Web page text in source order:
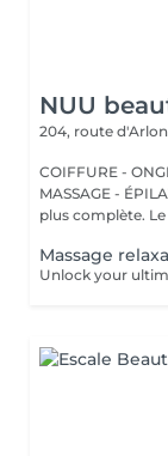
NUU
204, route d'Arlon
COIFFURE -
MASSAGE - ÉPILATION Strassen, c'est NUU
plus complète. Le
Massage